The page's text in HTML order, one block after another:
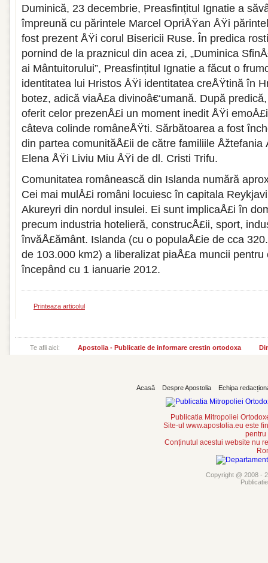
Duminică, 23 decembrie, Preasfințitul Ignatie a
împreună cu părintele Marcel OpriÅŸan ÅŸi
fost prezent ÅŸi corul Bisericii Ruse. În predica
pornind de la praznicul din acea zi, „Duminica
ai Mântuitorului”, Preasfințitul Ignatie a făcut o
identitatea lui Hristos ÅŸi identitatea creÅŸtină în
botez, adică viaÅ£a divinoâ€‘umană. După
oferit celor prezenÅ£i un moment inedit ÅŸi
câteva colinde româneÅŸti. Sărbătoarea a fost
din partea comunităÅ£ii de către familiile Åžtefania
Elena ÅŸi Liviu Miu ÅŸi de dl. Cristi Trifu.
Comunitatea românească din Islanda numără
Cei mai mulÅ£i români locuiesc în capitala
Akureyri din nordul insulei. Ei sunt implicaÅ£i în
precum industria hotelieră, construcÅ£ii, sport,
învăÅ£ământ. Islanda (cu o populaÅ£ie de cca
de 103.000 km2) a liberalizat piaÅ£a muncii pentru
începând cu 1 ianuarie 2012.
Printeaza articolul
Te afli aici: Apostolia - Publicatie de informare crestin ortodoxa
Acasă Despre Apostolia Echipa
Publicatia Mitropoliei
Site-ul www.apostolia.eu este
pentru
Conținutul acestui website nu
Copyright @ 2008 -